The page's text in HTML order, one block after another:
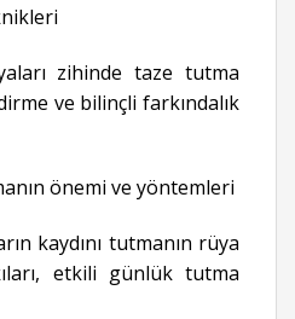
zihinde taze tutma
ve bilinçli farkındalık
önemi ve yöntemleri
kaydını tutmanın rüya
etkili günlük tutma